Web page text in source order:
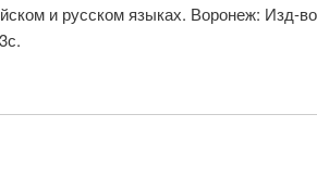
и русском языках. Воронеж: Изд-